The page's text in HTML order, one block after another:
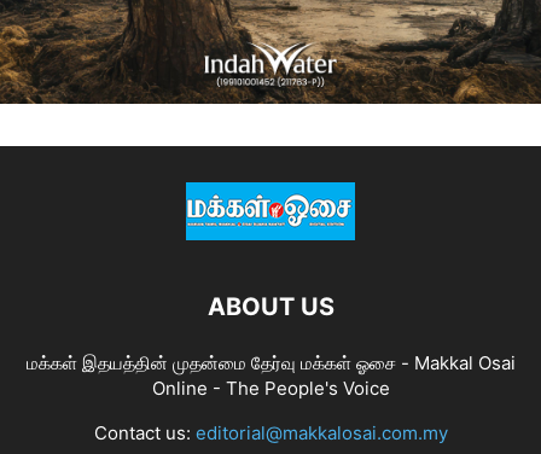
ABOUT US
மக்கள் இதயத்தின் முதன்மை தேர்வு மக்கள் ஓசை - Makkal Osai
Online - The People's Voice
Contact us: editorial@makkalosai.com.my